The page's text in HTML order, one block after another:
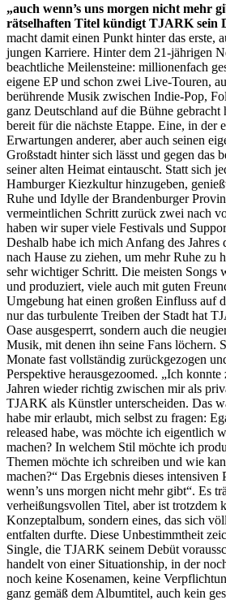
„auch wenn’s uns morgen nicht mehr
rätselhaften Titel kündigt TJARK sein
macht damit einen Punkt hinter das erste,
jungen Karriere. Hinter dem 21-jährigen
beachtliche Meilensteine: millionenfach
eigene EP und schon zwei Live-Touren,
berührende Musik zwischen Indie-Pop,
ganz Deutschland auf die Bühne
bereit für die nächste Etappe. Eine, in der
Erwartungen anderer, aber auch seinen
Großstadt hinter sich lässt und gegen das
seiner alten Heimat eintauscht. Statt sich
Hamburger Kiezkultur hinzugeben,
Ruhe und Idylle der Brandenburger
vermeintlichen Schritt zurück zwei nach
haben wir super viele Festivals und
Deshalb habe ich mich Anfang des Jahres
nach Hause zu ziehen, um mehr Ruhe zu
sehr wichtiger Schritt. Die meisten Songs
und produziert, viele auch mit guten
Umgebung hat einen großen Einfluss auf
nur das turbulente Treiben der Stadt hat
Oase ausgesperrt, sondern auch die
Musik, mit denen ihn seine Fans löchern.
Monate fast vollständig zurückgezogen
Perspektive herausgezoomed. „Ich
Jahren wieder richtig zwischen mir als
TJARK als Künstler unterscheiden. Das
habe mir erlaubt, mich selbst zu fragen:
released habe, was möchte ich eigentlich
machen? In welchem Stil möchte ich
Themen möchte ich schreiben und wie
machen?“ Das Ergebnis dieses intensiven
wenn’s uns morgen nicht mehr gibt“. Es
verheißungsvollen Titel, aber ist trotzdem
Konzeptalbum, sondern eines, das sich
entfalten durfte. Diese Unbestimmtheit
Single, die TJARK seinem Debüt
handelt von einer Situationship, in der
noch keine Kosenamen, keine
ganz gemäß dem Albumtitel, auch kein